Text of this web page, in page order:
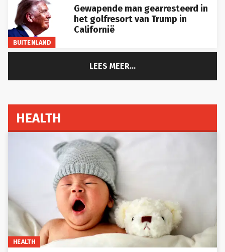
BUITENLAND
Gewapende man gearresteerd in
het golfresort van Trump in
Californië
LEES MEER...
HEALTH
HEALTH